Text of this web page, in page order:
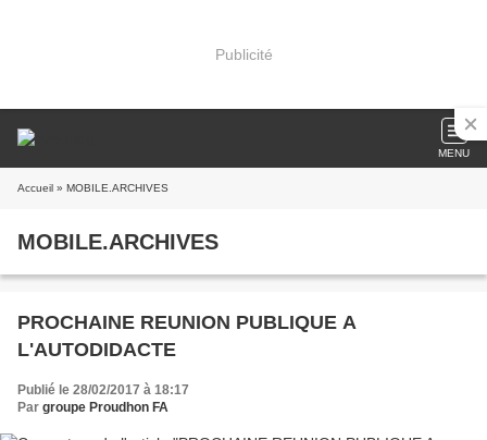
Publicité
MENU
Accueil » MOBILE.ARCHIVES
MOBILE.ARCHIVES
PROCHAINE REUNION PUBLIQUE A
L'AUTODIDACTE
Publié le 28/02/2017 à 18:17
Par groupe Proudhon FA